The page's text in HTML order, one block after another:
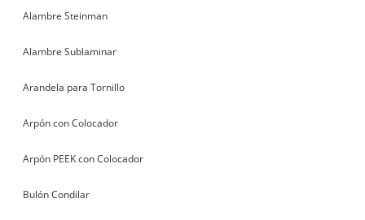
Alambre Steinman
Alambre Sublaminar
Arandela para Tornillo
Arpón con Colocador
Arpón PEEK con Colocador
Bulón Condilar